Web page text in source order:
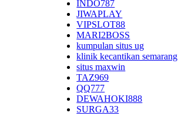
INDO787
JIWAPLAY
VIPSLOT88
MARI2BOSS
kumpulan situs ug
klinik kecantikan semarang
situs maxwin
TAZ969
QQ777
DEWAHOKI888
SURGA33